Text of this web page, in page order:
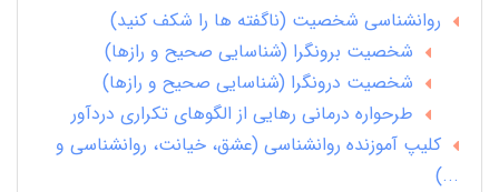
روانشناسی شخصیت (ناگفته ها را شکف کنید)
شخصیت برونگرا (شناسایی صحیح و رازها)
شخصیت درونگرا (شناسایی صحیح و رازها)
طرحواره درمانی رهایی از الگوهای تکراری دردآور
کلیپ آموزنده روانشناسی (عشق، خیانت، روانشناسی و
...)